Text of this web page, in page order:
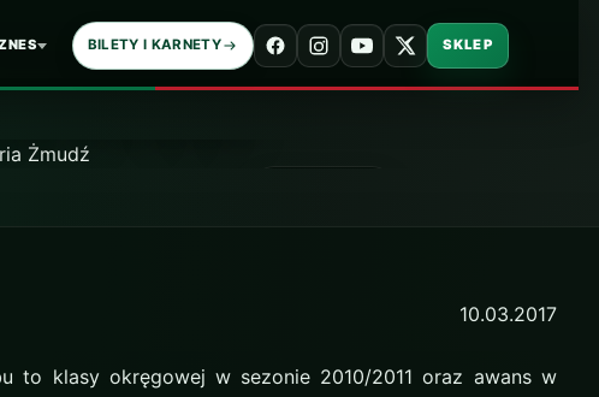
BILETY I KARNETY SKLEP
–
Żmudź
10.03.2017
to klasy okręgowej w sezonie 2010/2011 oraz awans w